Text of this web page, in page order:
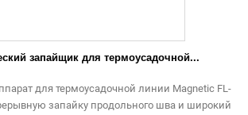
запайщик для термоусадочной...
для термоусадочной линии Magnetic FL-
запайку продольного шва и широкий